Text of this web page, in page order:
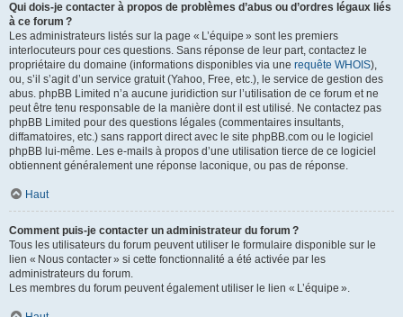
Qui dois-je contacter à propos de problèmes d’abus ou d’ordres légaux liés
à ce forum ?
Les administrateurs listés sur la page « L’équipe » sont les premiers
interlocuteurs pour ces questions. Sans réponse de leur part, contactez le
propriétaire du domaine (informations disponibles via une requête WHOIS),
ou, s’il s’agit d’un service gratuit (Yahoo, Free, etc.), le service de gestion des
abus. phpBB Limited n’a aucune juridiction sur l’utilisation de ce forum et ne
peut être tenu responsable de la manière dont il est utilisé. Ne contactez pas
phpBB Limited pour des questions légales (commentaires insultants,
diffamatoires, etc.) sans rapport direct avec le site phpBB.com ou le logiciel
phpBB lui-même. Les e-mails à propos d’une utilisation tierce de ce logiciel
obtiennent généralement une réponse laconique, ou pas de réponse.
Haut
Comment puis-je contacter un administrateur du forum ?
Tous les utilisateurs du forum peuvent utiliser le formulaire disponible sur le
lien « Nous contacter » si cette fonctionnalité a été activée par les
administrateurs du forum.
Les membres du forum peuvent également utiliser le lien « L’équipe ».